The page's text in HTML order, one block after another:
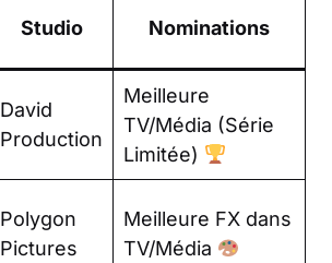
Studio Nominations
David
Production
Meilleure
TV/Média (Série
Limitée)
Polygon
Pictures
Meilleure FX dans
TV/Média